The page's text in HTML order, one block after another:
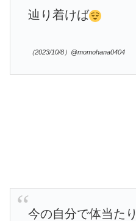
辿り着けば
（2023/10/8）@momohana0404
今の自分で体当たり